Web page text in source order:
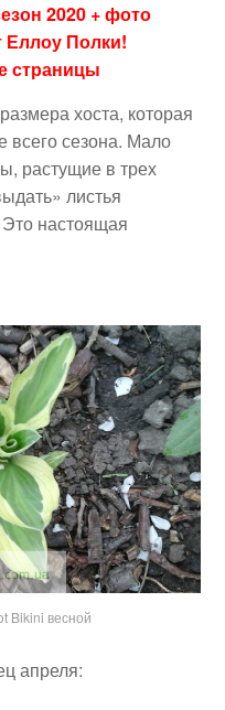
2020 + фото
Еллоу Полки!
страницы
хоста, которая
всего сезона. Мало
растущие в трех
листья
настоящая
Bikini весной
апреля: